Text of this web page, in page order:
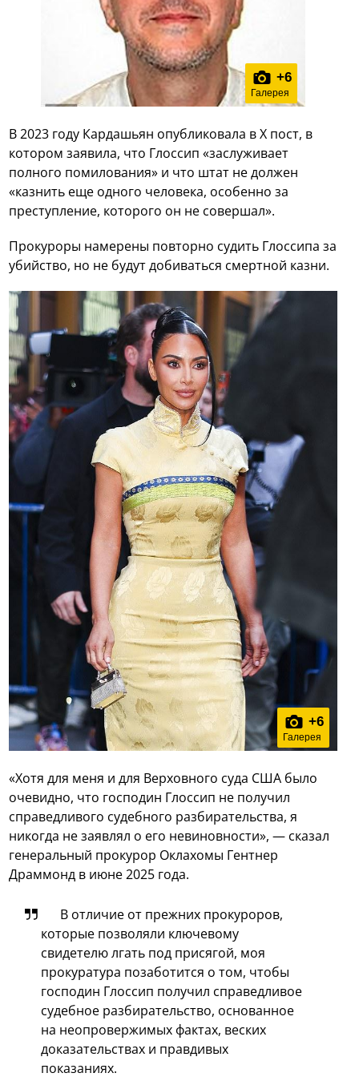
+6
Галерея
В 2023 году Кардашьян опубликовала в X пост, в
котором заявила, что Глоссип «заслуживает
полного помилования» и что штат не должен
«казнить еще одного человека, особенно за
преступление, которого он не совершал».
Прокуроры намерены повторно судить Глоссипа за
убийство, но не будут добиваться смертной казни.
+6
Галерея
«Хотя для меня и для Верховного суда США было
очевидно, что господин Глоссип не получил
справедливого судебного разбирательства, я
никогда не заявлял о его невиновности», — сказал
генеральный прокурор Оклахомы Гентнер
Драммонд в июне 2025 года.
В отличие от прежних прокуроров,
которые позволяли ключевому
свидетелю лгать под присягой, моя
прокуратура позаботится о том, чтобы
господин Глоссип получил справедливое
судебное разбирательство, основанное
на неопровержимых фактах, веских
доказательствах и правдивых
показаниях.